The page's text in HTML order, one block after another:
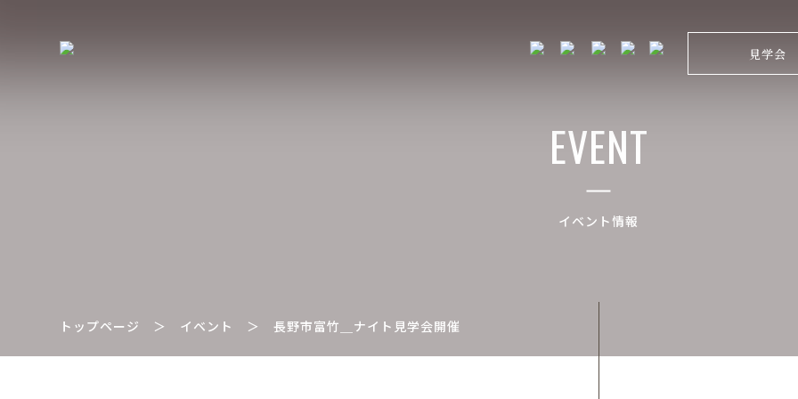
見学会
EVENT
イベント情報
トップページ ＞ イベント ＞長野市富竹＿ナイト見学会開催